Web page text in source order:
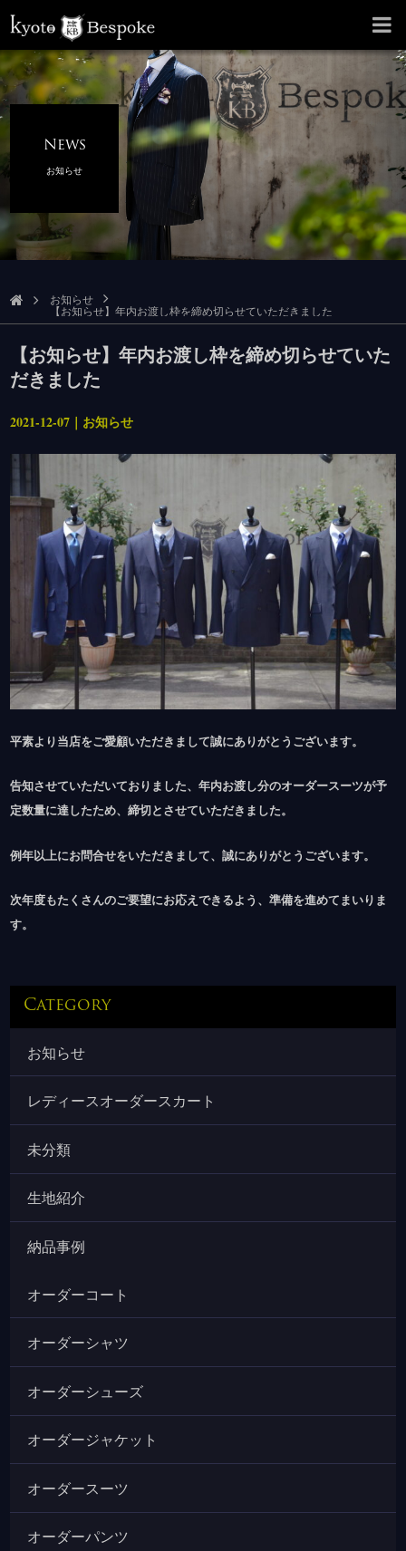
News
お知らせ
お知らせ
【お知らせ】年内お渡し枠を締め切らせていただきました
【お知らせ】年内お渡し枠を締め切らせていた
だきました
2021-12-07｜お知らせ
平素より当店をご愛顧いただきまして誠にありがとうございます。
告知させていただいておりました、年内お渡し分のオーダースーツが予
定数量に達したため、締切とさせていただきました。
例年以上にお問合せをいただきまして、誠にありがとうございます。
次年度もたくさんのご要望にお応えできるよう、準備を進めてまいりま
す。
Category
お知らせ
レディースオーダースカート
未分類
生地紹介
納品事例
オーダーコート
オーダーシャツ
オーダーシューズ
オーダージャケット
オーダースーツ
オーダーパンツ